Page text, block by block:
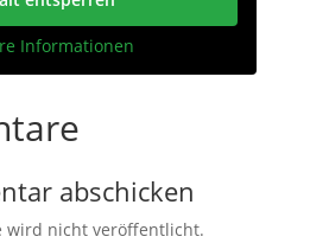
Informationen
abschicken
wird nicht veröffentlicht.